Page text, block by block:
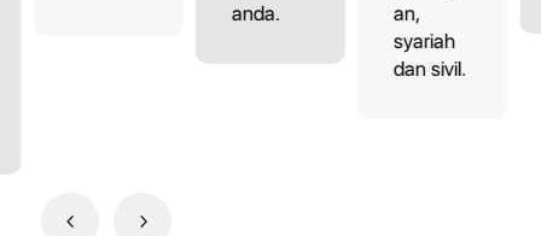
anda.
an,
syariah
dan sivil.
4 5